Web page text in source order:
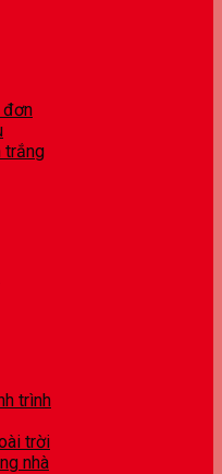
đơn
trắng
trình
trời
nhà